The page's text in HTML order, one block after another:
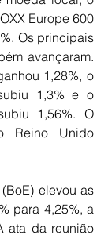
Europe 600
Os principais
avançaram.
1,28%, o
1,3% e o
1,56%. O
Reino Unido
elevou as
para 4,25%, a
ata da reunião